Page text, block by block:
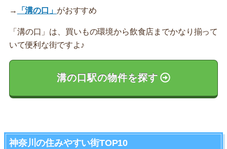
→ 「溝の口」 がおすすめ
「溝の口」は、買いもの環境から飲食店までかなり揃って
いて便利な街ですよ♪
溝の口駅の物件を探す
神奈川の住みやすい街TOP10